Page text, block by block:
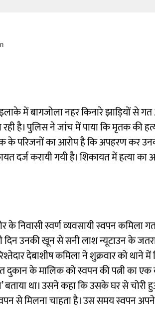
में बागजोला नहर किनारे झाड़ियों से
है। पुलिस ने जांच में पाया कि मृतक की
परिजनों का आरोप है कि अपहरण कर
दर्ज करायी गयी है। शिकायत में हत्या
के निवासी स्वर्ण व्यवसायी स्वपन
दिन उनकी खून से सनी लाश न्यूटाउन के
देबाशीष कमिला ने शुक्रवार को थाने
दुकान के मालिक को स्वपन की पत्नी का
बताया था। उसने कहा कि उसके घर से
से मिलना चाहता है। उस समय स्वपन